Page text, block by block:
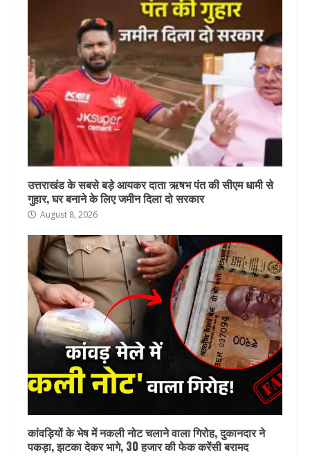
उत्तराखंड के सबसे बड़े आयकर दाता ऋषभ पंत की सीएम धामी से
गुहार, घर बनाने के लिए जमीन दिला दो सरकार
August 8, 2026
कांवड़ियों के भेष में नकली नोट चलाने वाला गिरोह, दुकानदार ने
पकड़ा, झटका देकर भागे, 30 हजार की फेक करेंसी बरामद